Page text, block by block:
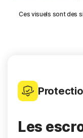
Ces visuels sont des
Les